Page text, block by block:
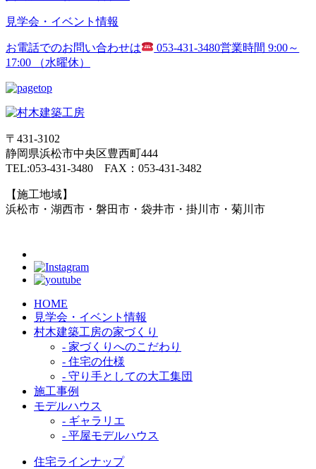
見学会・イベント情報
お電話でのお問い合わせは 053-431-3480営業時間 9:00～
17:00 （水曜休）
〒431-3102
静岡県浜松市中央区豊西町444
TEL:053-431-3480 FAX：053-431-3482
【施工地域】
浜松市・湖西市・磐田市・袋井市・掛川市・菊川市
HOME
見学会・イベント情報
村木建築工房の家づくり
- 家づくりへのこだわり
- 住宅の仕様
- 守り手としての大工集団
施工事例
モデルハウス
- ギャラリエ
- 平屋モデルハウス
住宅ラインナップ